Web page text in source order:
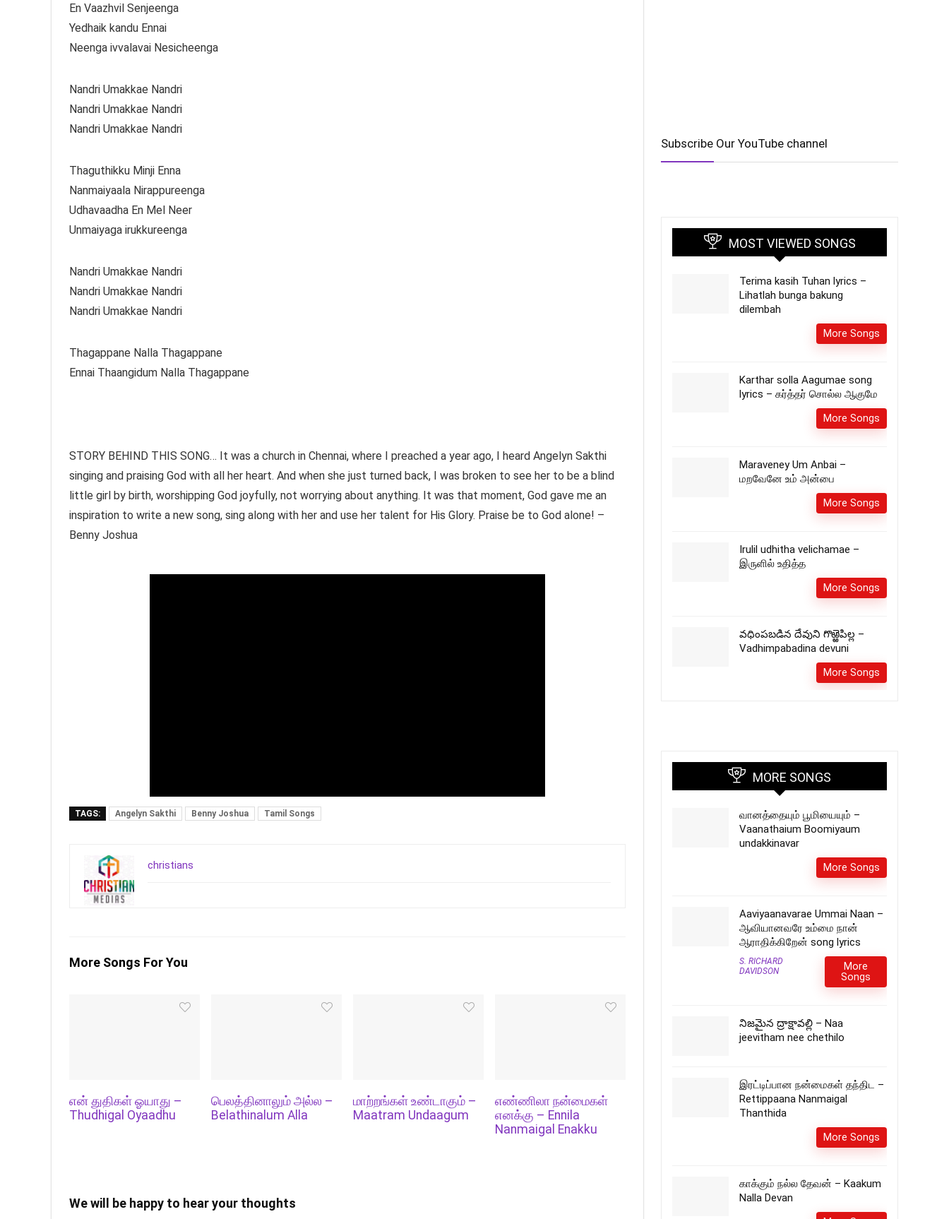
En Vaazhvil Senjeenga
Yedhaik kandu Ennai
Neenga ivvalavai Nesicheenga
Nandri Umakkae Nandri
Nandri Umakkae Nandri
Nandri Umakkae Nandri
Thaguthikku Minji Enna
Nanmaiyaala Nirappureenga
Udhavaadha En Mel Neer
Unmaiyaga irukkureenga
Nandri Umakkae Nandri
Nandri Umakkae Nandri
Nandri Umakkae Nandri
Thagappane Nalla Thagappane
Ennai Thaangidum Nalla Thagappane
STORY BEHIND THIS SONG… It was a church in Chennai, where I preached a year ago, I heard Angelyn Sakthi
singing and praising God with all her heart. And when she just turned back, I was broken to see her to be a blind
little girl by birth, worshipping God joyfully, not worrying about anything. It was that moment, God gave me an
inspiration to write a new song, sing along with her and use her talent for His Glory. Praise be to God alone! –
Benny Joshua
TAGS: Angelyn Sakthi Benny Joshua Tamil Songs
christians
More Songs For You
என் துதிகள் ஓயாது –
Thudhigal Oyaadhu
பெலத்தினாலும் அல்ல –
Belathinalum Alla
மாற்றங்கள் உண்டாகும் –
Maatram Undaagum
எண்ணிலா நன்மைகள்
எனக்கு – Ennila
Nanmaigal Enakku
We will be happy to hear your thoughts
Subscribe Our YouTube channel
MOST VIEWED SONGS
Terima kasih Tuhan lyrics –
Lihatlah bunga bakung
dilembah
More Songs
Karthar solla Aagumae song
lyrics – கர்த்தர் சொல்ல ஆகுமே
More Songs
Maraveney Um Anbai –
மறவேனே உம் அன்பை
More Songs
Irulil udhitha velichamae –
இருளில் உதித்த
More Songs
వధింపబడిన దేవుని గొఱ్ఱెపిల్ల –
Vadhimpabadina devuni
More Songs
MORE SONGS
வானத்தையும் பூமியையும் –
Vaanathaium Boomiyaum
undakkinavar
More Songs
Aaviyaanavarae Ummai Naan –
ஆவியானவரே உம்மை நான்
ஆராதிக்கிறேன் song lyrics
S. RICHARD
DAVIDSON
More
Songs
నిజమైన ద్రాక్షావల్లి – Naa
jeevitham nee chethilo
இரட்டிப்பான நன்மைகள் தந்திட –
Rettippaana Nanmaigal
Thanthida
More Songs
காக்கும் நல்ல தேவன் – Kaakum
Nalla Devan